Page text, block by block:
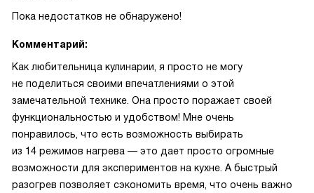
Пока недостатков не обнаружено!
Комментарий:
Как любительница кулинарии, я просто не могу
не поделиться своими впечатлениями о этой
замечательной технике. Она просто поражает своей
функциональностью и удобством! Мне очень
понравилось, что есть возможность выбирать
из 14 режимов нагрева — это дает просто огромные
возможности для экспериментов на кухне. А быстрый
разогрев позволяет сэкономить время, что очень важно